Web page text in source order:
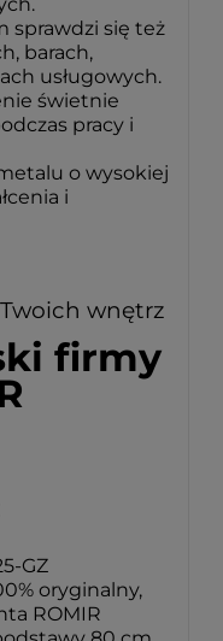
sprawdzi się też
barach,
usługowych.
świetnie
pracy i
o wysokiej
i
wnętrz
firmy
GZ
oryginalny,
ROMIR